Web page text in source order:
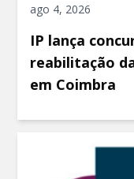
ago 4, 2026
IP lança
reabilitação
em Coimbra